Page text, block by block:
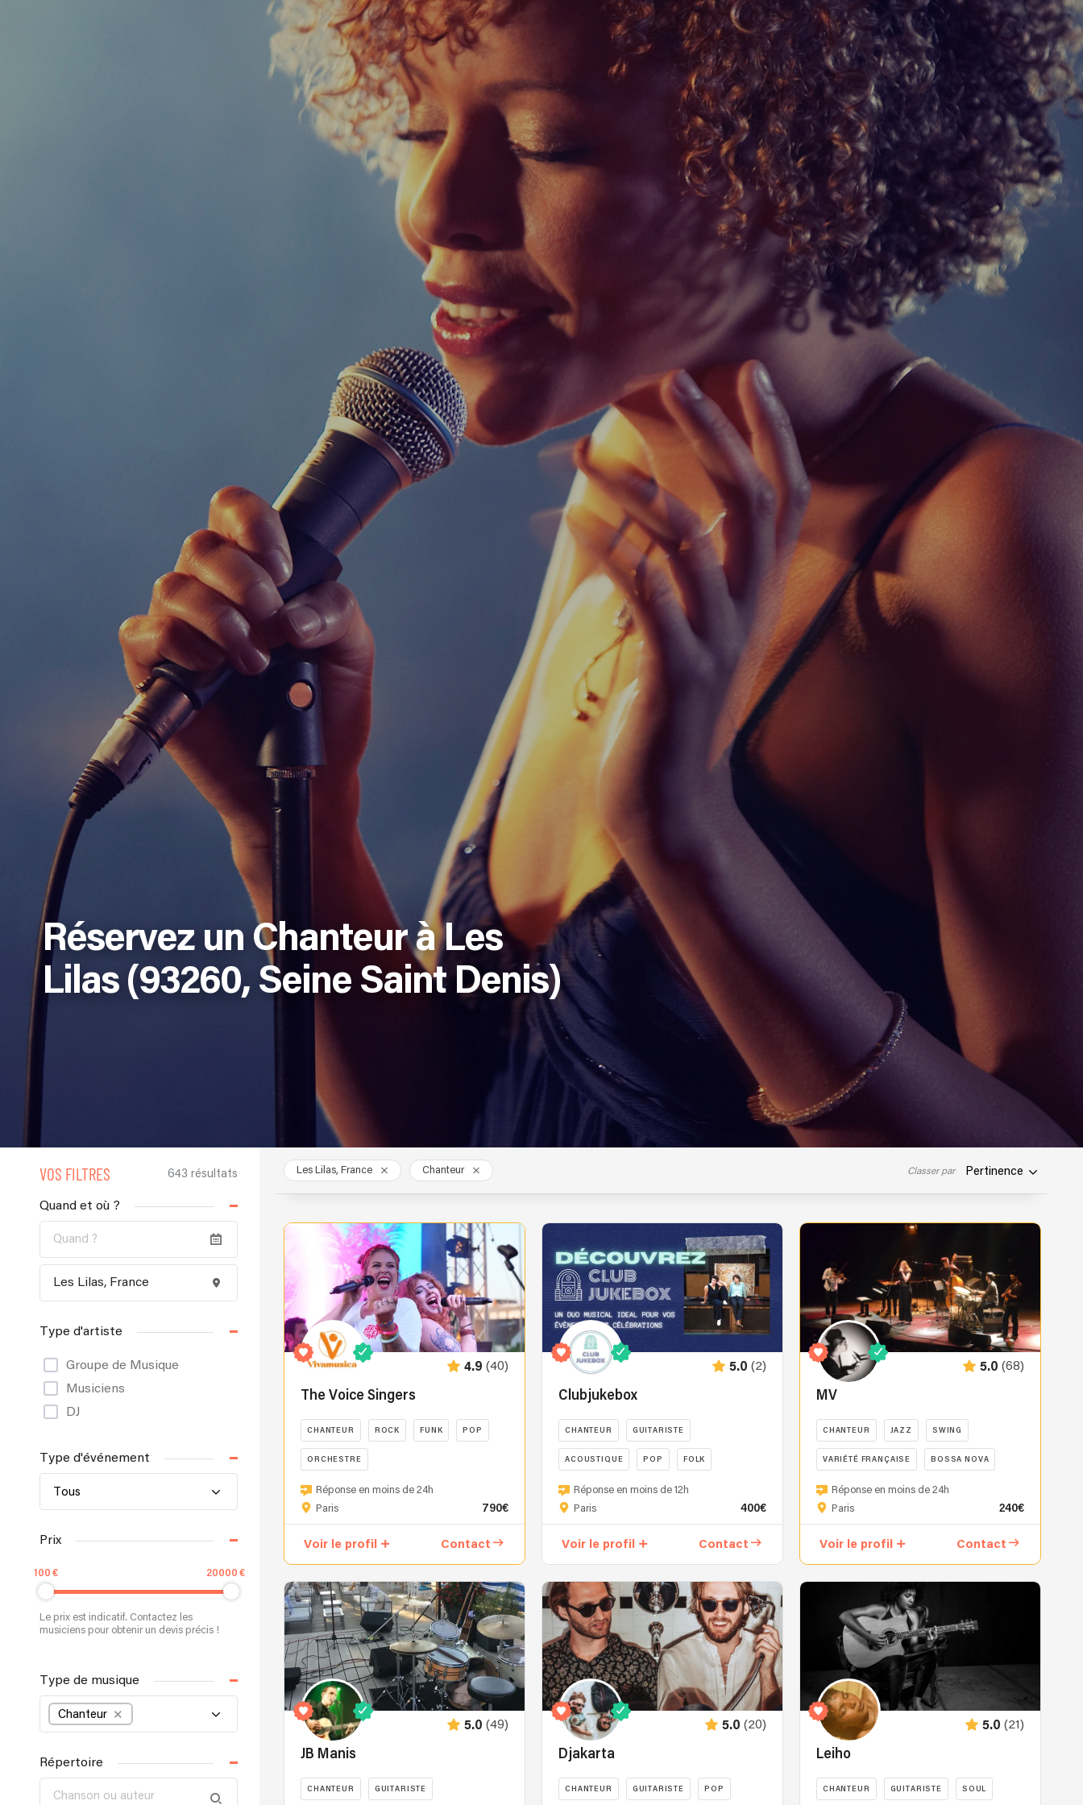
Réservez un Chanteur à Les
Lilas (93260, Seine Saint Denis)
VOS FILTRES 643 résultats
Quand et où ?
Type d'artiste
Groupe de Musique
Musiciens
DJ
Type d'événement
Tous
Prix
100 20000
Le prix est indicatif. Contactez les
musiciens pour obtenir un devis précis !
Type de musique
Chanteur
Répertoire
Les Lilas, France Chanteur Classer par Pertinence
4.9 (40)
The Voice Singers
CHANTEUR ROCK FUNK POP
ORCHESTRE
Une
chanteuse
sublimer
votre
événement
Shanys,
finaliste
de
The
Voice
2024,
apporte
votre
Réponse en moins de 24h
Paris
790€
Voir le profil Contact
5.0 (2)
Clubjukebox
CHANTEUR GUITARISTE
ACOUSTIQUE POP FOLK
Nous
sommes
dans
l'animation
musicale
de
mariages,
anniversaires,
soirées
privées,
soirées
d'entreprises...
cover-
Réponse en moins de 12h
Paris
400€
Voir le profil Contact
5.0 (68)
MV
CHANTEUR JAZZ SWING
VARIÉTÉ FRANÇAISE BOSSA NOVA
MV
vous
continents
bossa.
Elle
revisite
aussi
morceaux
Réponse en moins de 24h
Paris
240€
Voir le profil Contact
5.0 (49)
JB Manis
CHANTEUR GUITARISTE
5.0 (20)
Djakarta
CHANTEUR GUITARISTE POP
5.0 (21)
Leiho
CHANTEUR GUITARISTE SOUL